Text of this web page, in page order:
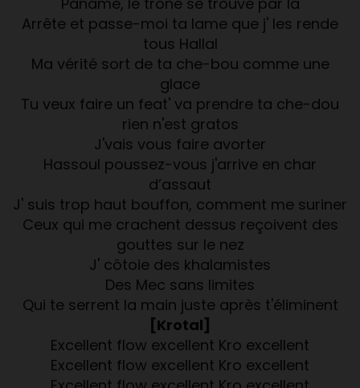
Arrête et passe-moi ta lame que j' les rende
tous Hallal
Ma vérité sort de ta che-bou comme une
glace
Tu veux faire un feat' va prendre ta che-dou
rien n'est gratos
J'vais vous faire avorter
Hassoul poussez-vous j'arrive en char
d’assaut
J' suis trop haut bouffon, comment me suriner
Ceux qui me crachent dessus reçoivent des
gouttes sur le nez
J' côtoie des khalamistes
Des Mec sans limites
Qui te serrent la main juste après t'éliminent
[Krotal]
Excellent flow excellent Kro excellent
Excellent flow excellent Kro excellent